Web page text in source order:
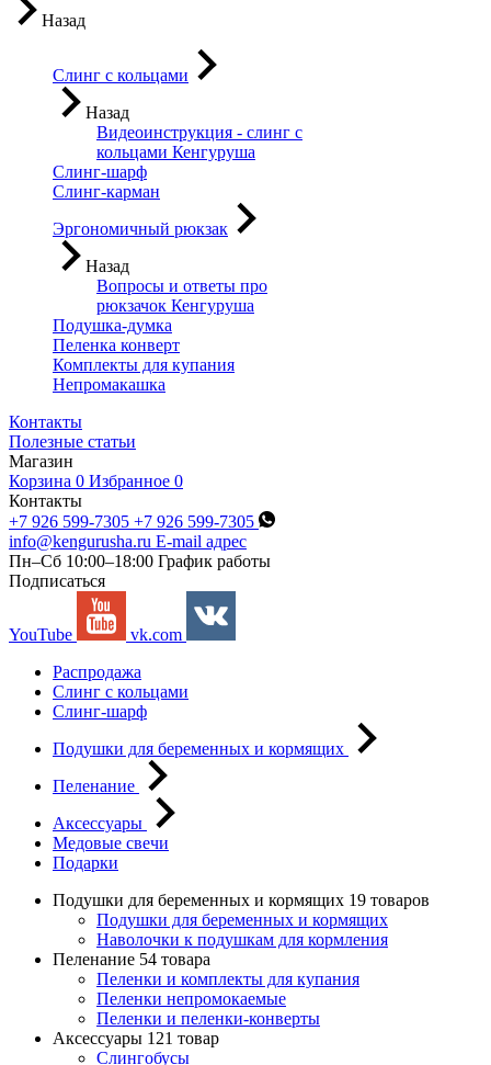
Назад
Слинг с кольцами
Назад
Видеоинструкция - слинг с
кольцами Кенгуруша
Слинг-шарф
Слинг-карман
Эргономичный рюкзак
Назад
Вопросы и ответы про
рюкзачок Кенгуруша
Подушка-думка
Пеленка конверт
Комплекты для купания
Непромакашка
Контакты
Полезные статьи
Магазин
Корзина 0 Избранное 0
Контакты
+7 926 599-7305 +7 926 599-7305
info@kengurusha.ru E-mail адрес
Пн–Сб 10:00–18:00 График работы
Подписаться
YouTube
vk.com
Распродажа
Слинг с кольцами
Слинг-шарф
Подушки для беременных и кормящих
Пеленание
Аксессуары
Медовые свечи
Подарки
Подушки для беременных и кормящих 19 товаров
Подушки для беременных и кормящих
Наволочки к подушкам для кормления
Пеленание 54 товара
Пеленки и комплекты для купания
Пеленки непромокаемые
Пеленки и пеленки-конверты
Аксессуары 121 товар
Слингобусы